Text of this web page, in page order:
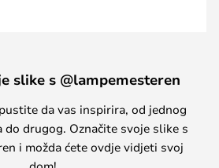
slike s @lampemesteren
da vas inspirira, od jednog
do drugog. Označite svoje slike s
i možda ćete ovdje vidjeti svoj